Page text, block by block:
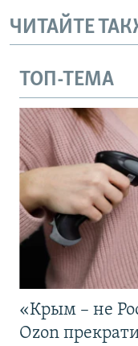
ЧИТАЙТЕ
ТОП-ТЕМА
«Крым – не
Ozon